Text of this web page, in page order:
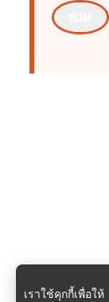
เราใช้คุกกี้เพื่อให้